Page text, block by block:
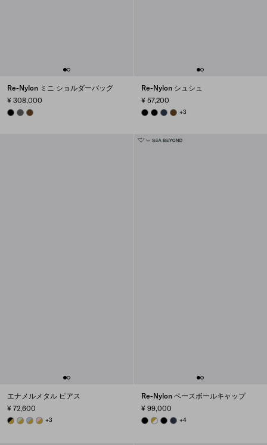
Re-Nylon ミニ ショルダーバッグ
¥ 308,000
BLACKMERCURY GRAY
BRANDY
Re-Nylon シュシュ
¥ 57,200
BLACKBLACKBALTICLUE
BRANDY
+3
エナメルメタル ピアス
¥ 72,600
GOLD/BLACK
GOLD/AQUA
GOLD/CELESTE
GOLD/PETAL PINK
+3
Re-Nylon ベースボールキャップ
¥ 99,000
BLACKWHITEBLACKBALTICLUE
+4